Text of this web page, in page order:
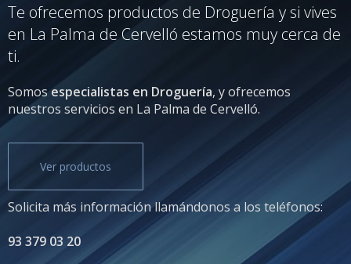
Te ofrecemos productos de Droguería y si vives
en La Palma de Cervelló estamos muy cerca de
ti.
Somosespecialistas en Droguería, y ofrecemos
nuestros servicios en La Palma de Cervelló.
Ver productos
Solicita más información llamándonos a los teléfonos:
93 379 03 20